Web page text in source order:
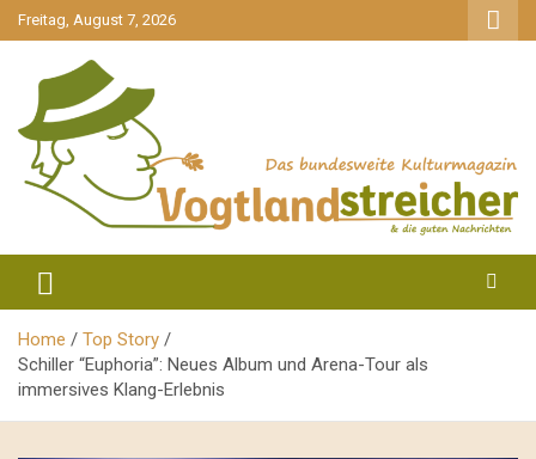
gehe
zum
Freitag, August 7, 2026
Vogtlandstreicher
Home
Top Story
Schiller “Euphoria”: Neues Album und Arena-Tour als
immersives Klang-Erlebnis